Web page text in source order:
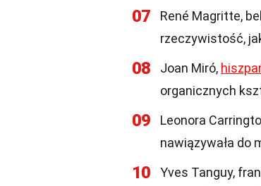
07
René Magritte,
rzeczywistość,
08 Joan Miró,
organicznych
09
Leonora
nawiązywała do
10
Yves Tanguy,